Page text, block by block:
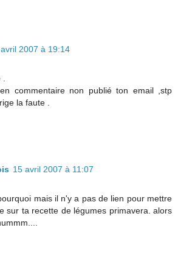
2007 à 19:14
commentaire non publié ton email ,stp
la faute .
15 avril 2007 à 11:07
mais il n'y a pas de lien pour mettre
sur ta recette de légumes primavera. alors